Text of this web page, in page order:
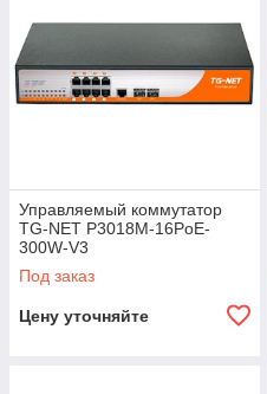
Управляемый коммутатор
TG-NET P3018M-16PoE-
300W-V3
Под заказ
Цену уточняйте